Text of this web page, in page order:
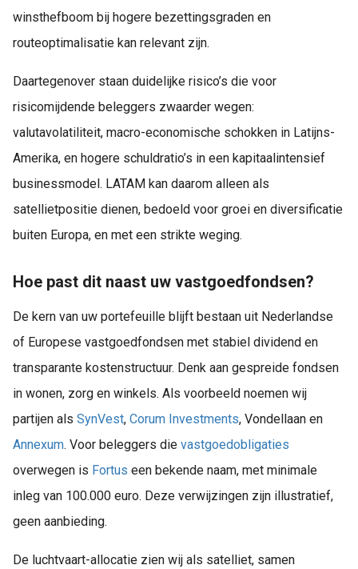
winsthefboom bij hogere bezettingsgraden en
routeoptimalisatie kan relevant zijn.
Daartegenover staan duidelijke risico’s die voor
risicomijdende beleggers zwaarder wegen:
valutavolatiliteit, macro-economische schokken in Latijns-
Amerika, en hogere schuldratio’s in een kapitaalintensief
businessmodel. LATAM kan daarom alleen als
satellietpositie dienen, bedoeld voor groei en diversificatie
buiten Europa, en met een strikte weging.
Hoe past dit naast uw vastgoedfondsen?
De kern van uw portefeuille blijft bestaan uit Nederlandse
of Europese vastgoedfondsen met stabiel dividend en
transparante kostenstructuur. Denk aan gespreide fondsen
in wonen, zorg en winkels. Als voorbeeld noemen wij
partijen als SynVest, Corum Investments, Vondellaan en
Annexum. Voor beleggers die vastgoedobligaties
overwegen is Fortus een bekende naam, met minimale
inleg van 100.000 euro. Deze verwijzingen zijn illustratief,
geen aanbieding.
De luchtvaart-allocatie zien wij als satelliet, samen